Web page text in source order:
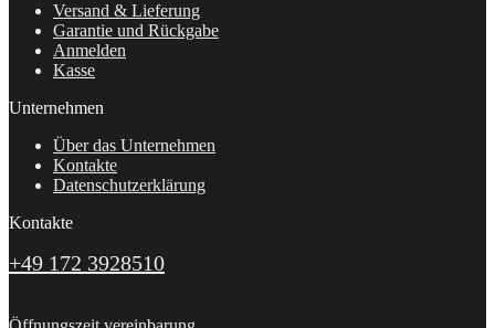
Versand & Lieferung
Garantie und Rückgabe
Anmelden
Kasse
Unternehmen
Über das Unternehmen
Kontakte
Datenschutzerklärung
Kontakte
+49 172 3928510